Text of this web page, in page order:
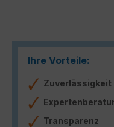
Ihre Vorteile:
Zuverlässigkeit
Transparenz